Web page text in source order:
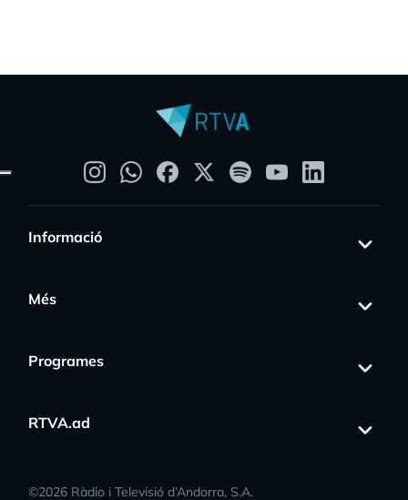
Informació
Més
Programes
RTVA.ad
©2026 Ràdio i Televisió d’Andorra, S.A.